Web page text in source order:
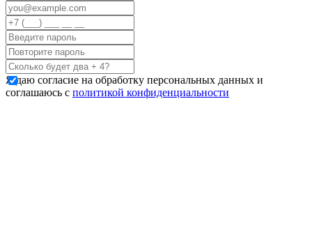
Я даю согласие на обработку персональных данных и
соглашаюсь с политикой конфиденциальности